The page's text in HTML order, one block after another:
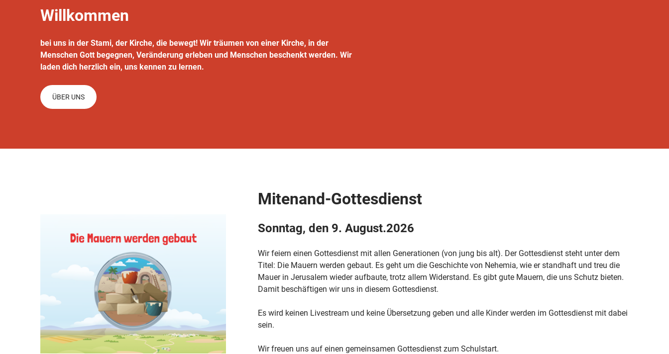
Willkommen
bei uns in der Stami, der Kirche, die bewegt! Wir träumen von einer Kirche, in der
Menschen Gott begegnen, Veränderung erleben und Menschen beschenkt werden. Wir
laden dich herzlich ein, uns kennen zu lernen.
ÜBER UNS
Mitenand-Gottesdienst
Sonntag, den 9. August.2026
Wir feiern einen Gottesdienst mit allen Generationen (von jung bis alt). Der Gottesdienst steht unter dem
Titel: Die Mauern werden gebaut. Es geht um die Geschichte von Nehemia, wie er standhaft und treu die
Mauer in Jerusalem wieder aufbaute, trotz allem Widerstand. Es gibt gute Mauern, die uns Schutz bieten.
Damit beschäftigen wir uns in diesem Gottesdienst.
Es wird keinen Livestream und keine Übersetzung geben und alle Kinder werden im Gottesdienst mit dabei
sein.
Wir freuen uns auf einen gemeinsamen Gottesdienst zum Schulstart.